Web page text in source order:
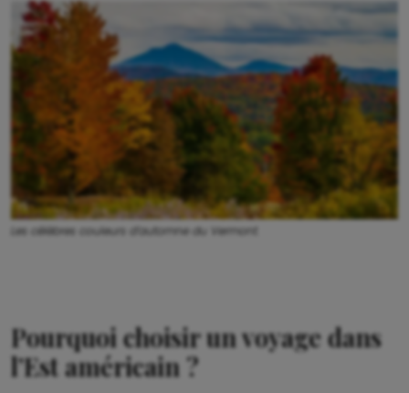
Les célèbres couleurs d’automne du Vermont.
Pourquoi choisir un voyage dans
l’Est américain ?